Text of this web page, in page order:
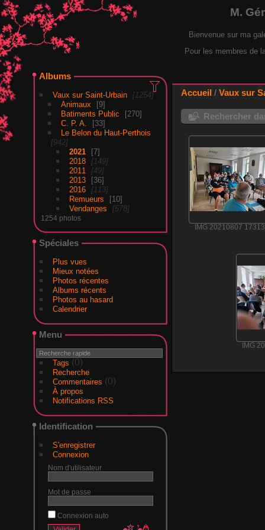
M.
Bienvenue sur ma
Pour les membres de
Albums
Vaux sur Saint-Urbain
1254
Animaux
9
Batiments Public
270
C. P. A.
33
Le Belon du Haut-Perthois
942
2021
7
2018
149
2011
49
2013
36
2016
113
Remueurs
10
Vendanges
578
1254 photos
Spéciales
Plus vues
Mieux notées
Photos récentes
Albums récents
Photos au hasard
Calendrier
Menu
Tags (0)
Recherche
Commentaires (0)
À propos
Notifications RSS
Identification
S'enregistrer
Connexion
Nom d'utilisateur
Mot de passe
Connexion auto
Accueil / Vaux sur
Rechercher
IMG 20210807
IMG